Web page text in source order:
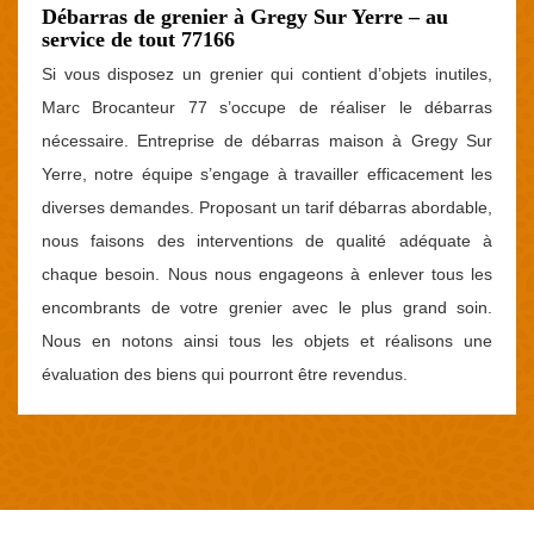
Débarras de grenier à Gregy Sur Yerre – au
service de tout 77166
Si vous disposez un grenier qui contient d’objets inutiles,
Marc Brocanteur 77 s’occupe de réaliser le débarras
nécessaire. Entreprise de débarras maison à Gregy Sur
Yerre, notre équipe s’engage à travailler efficacement les
diverses demandes. Proposant un tarif débarras abordable,
nous faisons des interventions de qualité adéquate à
chaque besoin. Nous nous engageons à enlever tous les
encombrants de votre grenier avec le plus grand soin.
Nous en notons ainsi tous les objets et réalisons une
évaluation des biens qui pourront être revendus.